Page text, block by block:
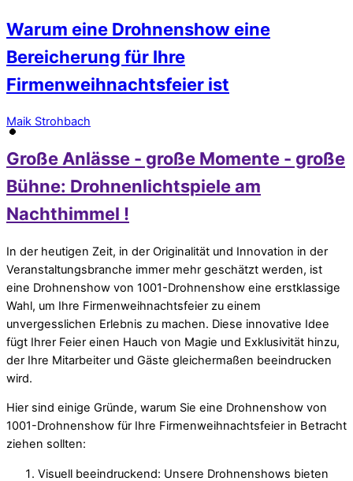
Warum eine Drohnenshow eine
Bereicherung für Ihre
Firmenweihnachtsfeier ist
Maik Strohbach
Große Anlässe - große Momente - große
Bühne: Drohnenlichtspiele am
Nachthimmel !
In der heutigen Zeit, in der Originalität und Innovation in der
Veranstaltungsbranche immer mehr geschätzt werden, ist
eine Drohnenshow von 1001-Drohnenshow eine erstklassige
Wahl, um Ihre Firmenweihnachtsfeier zu einem
unvergesslichen Erlebnis zu machen. Diese innovative Idee
fügt Ihrer Feier einen Hauch von Magie und Exklusivität hinzu,
der Ihre Mitarbeiter und Gäste gleichermaßen beeindrucken
wird.
Hier sind einige Gründe, warum Sie eine Drohnenshow von
1001-Drohnenshow für Ihre Firmenweihnachtsfeier in Betracht
ziehen sollten:
Visuell beeindruckend: Unsere Drohnenshows bieten